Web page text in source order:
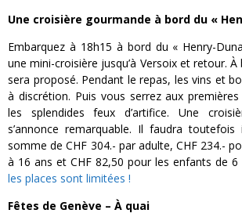
Une croisière gourmande à bord du «
Embarquez à 18h15 à bord du « Henry-
une mini-croisière jusqu’à Versoix et retour.
sera proposé. Pendant le repas, les vins et
à discrétion. Puis vous serrez aux
les splendides feux d’artifice. Une
s’annonce remarquable. Il faudra
somme de CHF 304.- par adulte, CHF 234.-
à 16 ans et CHF 82,50 pour les enfants de 6
les places sont limitées !
Fêtes de Genève – À quai